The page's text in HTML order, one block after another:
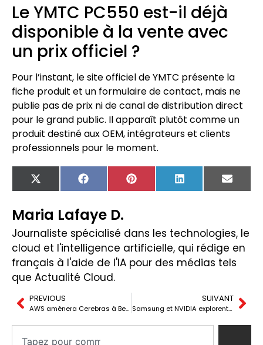
Le YMTC PC550 est-il déjà
disponible à la vente avec
un prix officiel ?
Pour l’instant, le site officiel de YMTC présente la
fiche produit et un formulaire de contact, mais ne
publie pas de prix ni de canal de distribution direct
pour le grand public. Il apparaît plutôt comme un
produit destiné aux OEM, intégrateurs et clients
professionnels pour le moment.
X
(Twitter)
FacebookPinterest LinkedIn Email
Maria Lafaye D.
Journaliste spécialisé dans les technologies, le
cloud et l'intelligence artificielle, qui rédige en
français à l'aide de l'IA pour des médias tels
que Actualité Cloud.
PREVIOUS
AWS amènera Cerebras à Bedrock pour accélérer l’inférence IA
SUIVANT
Samsung et NVIDIA explorent l’avenir de la NAND avec l’aide de l’IA